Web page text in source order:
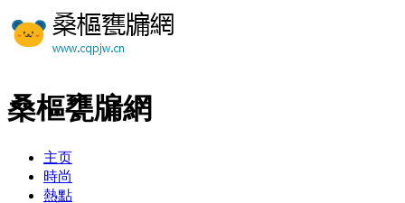
桑樞甕牖網
主页
時尚
熱點